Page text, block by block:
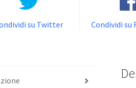
su Twitter Condividi su